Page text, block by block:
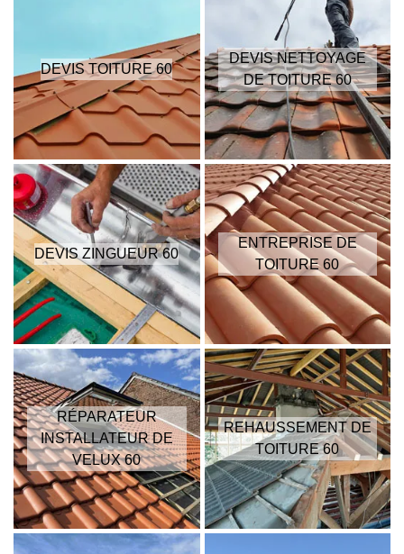
DEVIS TOITURE 60
DEVIS NETTOYAGE
DE TOITURE 60
DEVIS ZINGUEUR 60
ENTREPRISE DE
TOITURE 60
RÉPARATEUR
INSTALLATEUR DE
VELUX 60
REHAUSSEMENT DE
TOITURE 60